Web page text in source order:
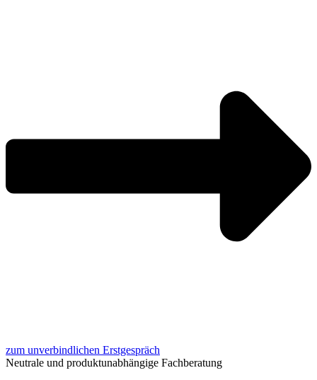
zum unverbindlichen Erstgespräch
Neutrale und produktunabhängige Fachberatung